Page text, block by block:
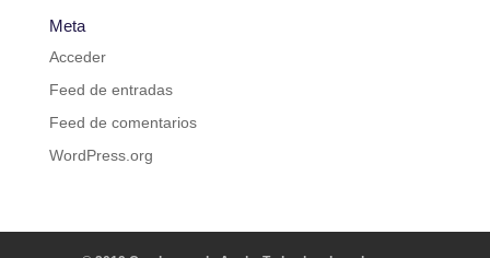
Meta
Acceder
Feed de entradas
Feed de comentarios
WordPress.org